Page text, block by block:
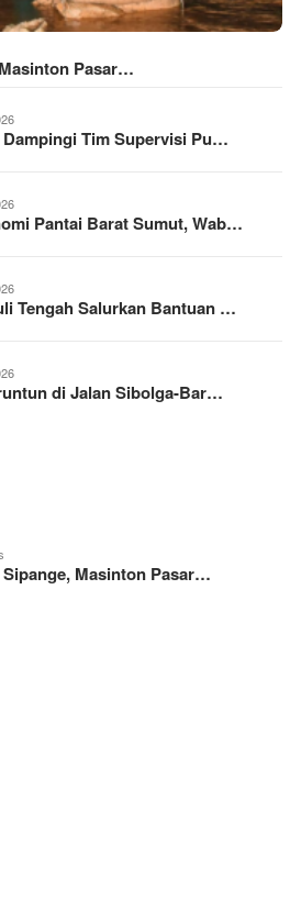
Pasar…
Dampingi Tim Supervisi Pu…
Pantai Barat Sumut, Wab…
Tengah Salurkan Bantuan …
di Jalan Sibolga-Bar…
Masinton Pasar…